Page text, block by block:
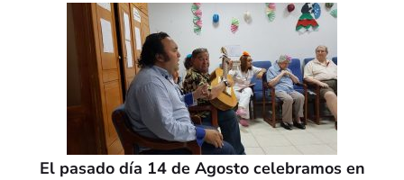
El pasado día 14 de Agosto celebramos en